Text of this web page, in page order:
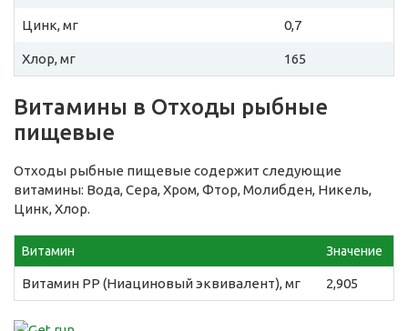
Цинк, мг 0,7
Хлор, мг 165
Витамины в Отходы рыбные
пищевые
Отходы рыбные пищевые содержит следующие
витамины: Вода, Сера, Хром, Фтор, Молибден, Никель,
Цинк, Хлор.
Витамин Значение
Витамин PP (Ниациновый эквивалент), мг 2,905